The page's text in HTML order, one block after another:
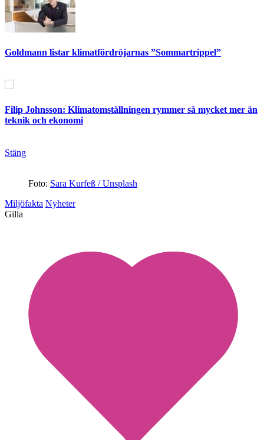
Goldmann listar klimatfördröjarnas ”Sommartrippel”
Filip Johnsson: Klimatomställningen rymmer så mycket mer än
teknik och ekonomi
Stäng
Foto: Sara Kurfeß / Unsplash
Miljöfakta Nyheter
Gilla